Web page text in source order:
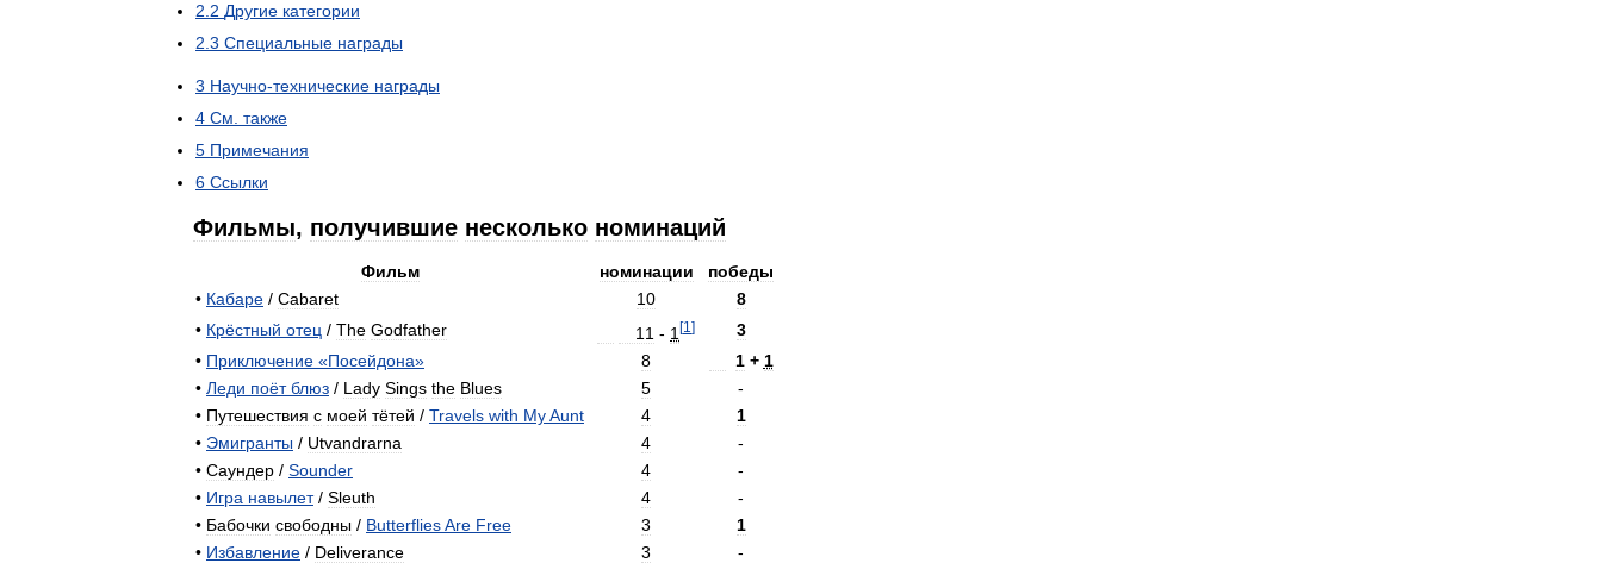
2 2 Другие категории
2 3 Специальные награды
3 Научно-технические награды
4 См также
5 Примечания
6 Ссылки
Фильмы, получившие несколько номинаций
Фильм номинации
победы
• Кабаре / Cabaret 10
8
• Крёстный отец / The Godfather 11 - 1 [1 ]
3
• Приключение «Посейдона» 8 1+ 1
• Леди поёт блюз / Lady Sings the Blues 5
-
• Путешествия с моей тётей / Travels with MyAunt 4
1
• Эмигранты / Utvandrarna 4
-
• Саундер / Sounder 4
-
• Игра навылет/ Sleuth 4
-
• Бабочки свободны / ButterfliesAre Free 3
1
• Избавление / Deliverance 3
-